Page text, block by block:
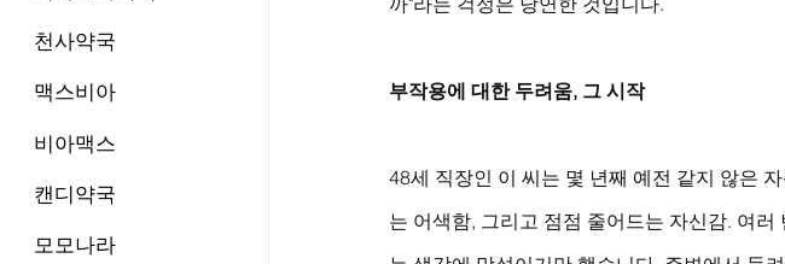
부작용에 대한 두려움, 그 시작
48세 직장인 이 씨는 몇 년째 예전 같지 않은
는 어색함, 그리고 점점 줄어드는 자신감. 여
천사약국
맥스비아
비아맥스
캔디약국
모모나라